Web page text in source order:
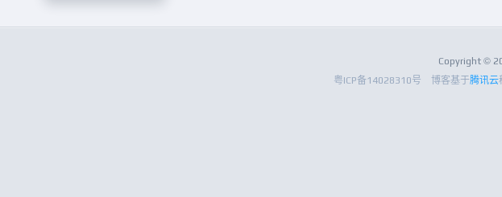
Copyright ©
粤ICP备14028310号
博客基于腾讯云